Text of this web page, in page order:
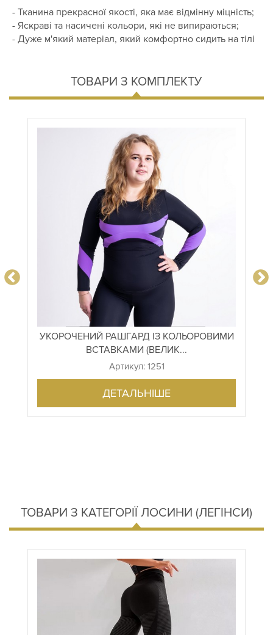
- Тканина прекрасної якості, яка має відмінну міцність;
- Яскраві та насичені кольори, які не випираються;
- Дуже м'який матеріал, який комфортно сидить на тілі
ТОВАРИ З КОМПЛЕКТУ
УКОРОЧЕНИЙ РАШГАРД ІЗ КОЛЬОРОВИМИ
ВСТАВКАМИ (ВЕЛИК...
Артикул: 1251
ДЕТАЛЬНІШЕ
ТОВАРИ З КАТЕГОРІЇ ЛОСИНИ (ЛЕГІНСИ)